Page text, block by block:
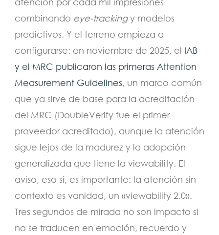
combinando eye-trackingy modelos
predictivos. Y el terreno empieza a
configurarse: en noviembre de 2025, el IAB
y el MRC publicaron las primeras Attention
Measurement Guidelines, un marco común
que ya sirve de base para la acreditación
del MRC (DoubleVerify fue el primer
proveedor acreditado), aunque la atención
sigue lejos de la madurez y la adopción
generalizada que tiene la viewability. El
aviso, eso sí, es importante: la atención sin
contexto es vanidad, un «viewability 2.0».
Tres segundos de mirada no son impacto si
no se traducen en emoción, recuerdo y